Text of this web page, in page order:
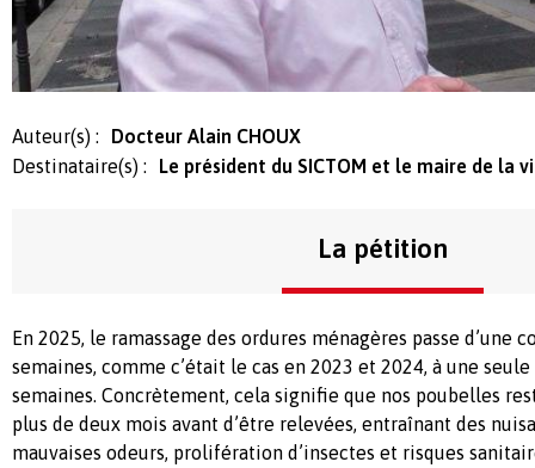
Auteur(s) :
Docteur Alain CHOUX
Destinataire(s) :
Le président du SICTOM et le maire de la
La pétition
En 2025, le ramassage des ordures ménagères passe d’une
semaines, comme c’était le cas en 2023 et 2024, à une
semaines. Concrètement, cela signifie que nos poubelles
plus de deux mois avant d’être relevées, entraînant des
mauvaises odeurs, prolifération d’insectes et risques